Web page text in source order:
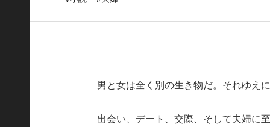
男と女は全く別の生き物だ。それゆえ
出会い、デート、交際、そして夫婦に